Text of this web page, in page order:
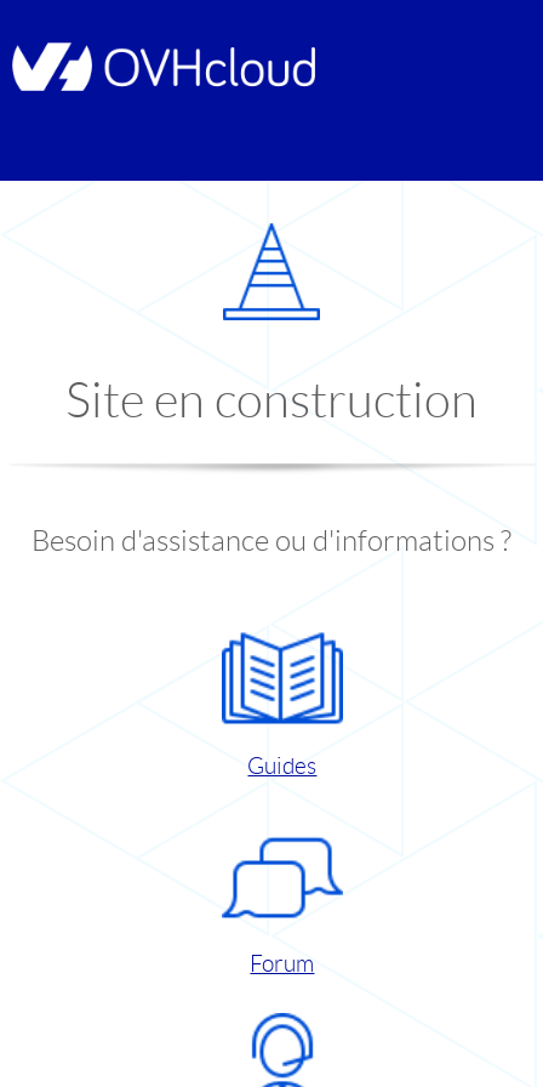
Site en construction
Besoin d'assistance ou d'informations ?
Guides
Forum